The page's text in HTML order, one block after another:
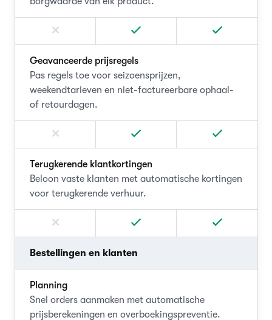
Geavanceerde prijsregels
Pas regels toe voor seizoensprijzen,
weekendtarieven en niet-factureerbare ophaal-
of retourdagen.
Terugkerende klantkortingen
Beloon vaste klanten met automatische kortingen
voor terugkerende verhuur.
Bestellingen en klanten
Planning
Snel orders aanmaken met automatische
prijsberekeningen en overboekingspreventie.